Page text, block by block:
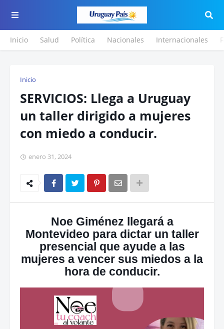
Inicio Salud Política Nacionales Internacionales
Inicio
SERVICIOS: Llega a Uruguay
un taller dirigido a mujeres
con miedo a conducir.
enero 31, 2024
Noe Giménez llegará a
Montevideo para dictar un taller
presencial que ayude a las
mujeres a vencer sus miedos a la
hora de conducir.